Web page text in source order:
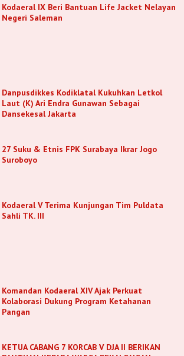
Kodaeral IX Beri Bantuan Life Jacket Nelayan
Negeri Saleman
Danpusdikkes Kodiklatal Kukuhkan Letkol
Laut (K) Ari Endra Gunawan Sebagai
Dansekesal Jakarta
27 Suku & Etnis FPK Surabaya Ikrar Jogo
Suroboyo
Kodaeral V Terima Kunjungan Tim Puldata
Sahli TK. III
Komandan Kodaeral XIV Ajak Perkuat
Kolaborasi Dukung Program Ketahanan
Pangan
KETUA CABANG 7 KORCAB V DJA II BERIKAN